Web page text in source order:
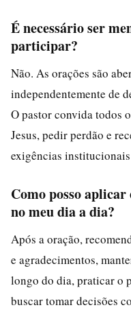
É necessário ser
participar?
Não. As orações são
independentemente de
O pastor convida todos
Jesus, pedir perdão e
exigências
Como posso aplicar
no meu dia a dia?
Após a oração,
e agradecimentos,
longo do dia, praticar o
buscar tomar decisões